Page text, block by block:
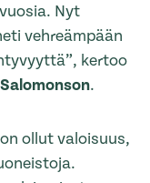
Nyt
vehreämpään
kertoo
.
ollut valoisuus,